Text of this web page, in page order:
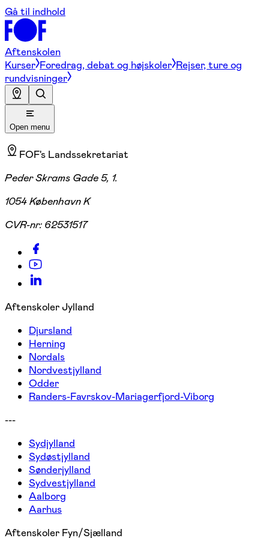
Gå til indhold
Aftenskolen
Kurser Foredrag, debat og højskoler Rejser, ture og
rundvisninger
Open menu
FOF's Landssekretariat
Peder Skrams Gade 5, 1.
1054 København K
CVR-nr: 62531517
Aftenskoler Jylland
Djursland
Herning
Nordals
Nordvestjylland
Odder
Randers-Favrskov-Mariagerfjord-Viborg
---
Sydjylland
Sydøstjylland
Sønderjylland
Sydvestjylland
Aalborg
Aarhus
Aftenskoler Fyn/Sjælland